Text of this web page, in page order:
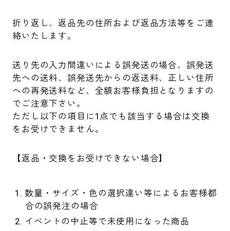
折り返し、返品先の住所および返品方法等をご連
絡いたします。
送り先の入力間違いによる誤発送の場合、誤発送
先への送料、誤発送先からの返送料、正しい住所
への再発送料など、全額お客様負担となりますの
でご注意下さい。
ただし以下の項目に1点でも該当する場合は交換
をお受けできません。
【返品・交換をお受けできない場合】
数量・サイズ・色の選択違い等によるお客様都
合の誤発注の場合
イベントの中止等で未使用になった商品